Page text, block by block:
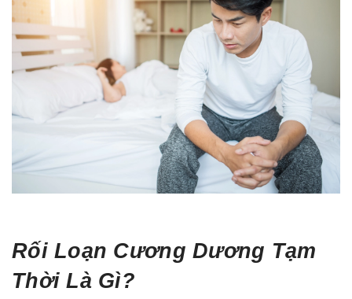
Rối Loạn Cương Dương Tạm
Thời Là Gì?